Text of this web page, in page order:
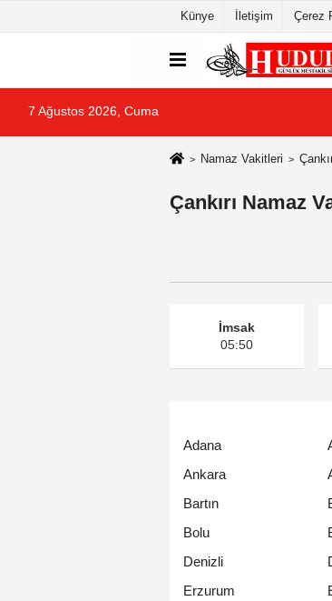
Künye İletişim Çerez
7 Ağustos 2026, Cuma
Namaz Vakitleri
Çankırı Namaz
İmsak
05:50
Adana
Ankara
Bartın
Bolu
Denizli
Erzurum